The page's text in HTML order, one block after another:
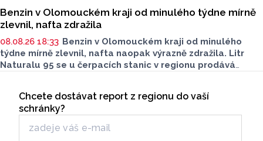
Benzin v Olomouckém kraji od minulého týdne mírně
zlevnil, nafta zdražila
08.08.26 18:33 Benzin v Olomouckém kraji od minulého
týdne mírně zlevnil, nafta naopak výrazně zdražila. Litr
Naturalu 95 se u čerpacích stanic v regionu prodává
průměrně 44,84 koruny. Podle údajů společnosti CCS,
která ceny sleduje, je benzin v současnosti o 7,73 koruny
dražší než před rokem, za naftu tehdy motoristé platili
o 11,31 koruny méně.
Odběr newsletteru
Chcete dostávat report z regionu do vaší
schránky?